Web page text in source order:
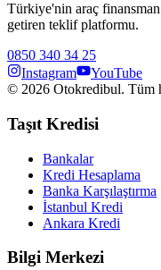
Türkiye'nin araç
getiren teklif platformu.
0850 340 34 25
Instagram
YouTube
© 2026 Otokredibul. Tüm
Taşıt Kredisi
Bankalar
Kredi Hesaplama
Banka Karşılaştırma
İstanbul Kredi
Ankara Kredi
Bilgi Merkezi